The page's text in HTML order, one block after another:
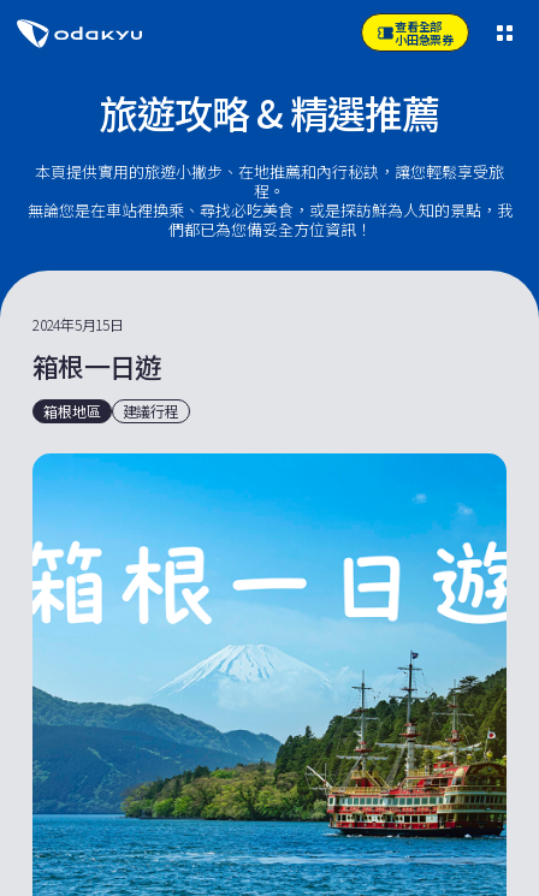
查看全部
小田急票券
旅遊攻略 & 精選推薦
本頁提供實用的旅遊小撇步、在地推薦和內行秘訣，讓您輕鬆享受旅
程。
無論您是在車站裡換乘、尋找必吃美食，或是探訪鮮為人知的景點，我
們都已為您備妥全方位資訊！
2024年5月15日
箱根一日遊
箱根地區 建議行程